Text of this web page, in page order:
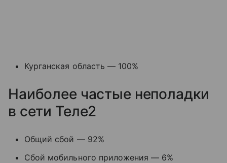
Курганская область — 100%
Наиболее частые неполадки
в сети Теле2
Общий сбой — 92%
Сбой мобильного приложения — 6%